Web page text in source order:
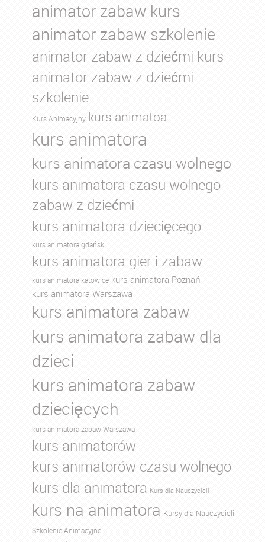
animator zabaw kurs
animator zabaw szkolenie
animator zabaw z dziećmi kurs
animator zabaw z dziećmi
szkolenie
Kurs Animacyjny kurs animatoa
kurs animatora
kurs animatora czasu wolnego
kurs animatora czasu wolnego
zabaw z dziećmi
kurs animatora dziecięcego
kurs animatora gdańsk
kurs animatora gier i zabaw
kurs animatora katowice kurs animatora Poznań
kurs animatora Warszawa
kurs animatora zabaw
kurs animatora zabaw dla
dzieci
kurs animatora zabaw
dziecięcych
kurs animatora zabaw Warszawa
kurs animatorów
kurs animatorów czasu wolnego
kurs dla animatora Kurs dla Nauczycieli
kurs na animatora Kursy dla Nauczycieli
Szkolenie Animacyjne